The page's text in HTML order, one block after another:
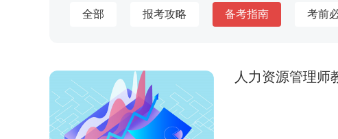
全部 报考攻略 备考指南 考前
人力资源管理师